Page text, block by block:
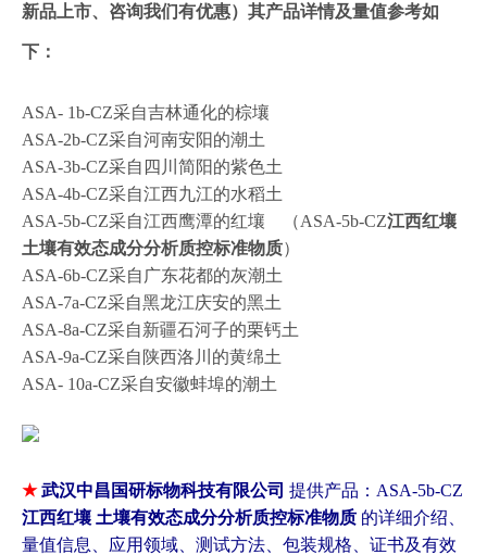
新品上市、咨询我们有优惠）其产品详情及量值参考如
下：
ASA- 1b-CZ采自吉林通化的棕壤
ASA-2b-CZ采自河南安阳的潮土
ASA-3b-CZ采自四川简阳的紫色土
ASA-4b-CZ采自江西九江的水稻土
ASA-5b-CZ采自江西鹰潭的红壤 （ASA-5b-CZ江西红壤
土壤有效态成分分析质控标准物质）
ASA-6b-CZ采自广东花都的灰潮土
ASA-7a-CZ采自黑龙江庆安的黑土
ASA-8a-CZ采自新疆石河子的栗钙土
ASA-9a-CZ采自陕西洛川的黄绵土
ASA- 10a-CZ采自安徽蚌埠的潮土
★武汉中昌国研标物科技有限公司 提供产品：ASA-5b-CZ
江西红壤 土壤有效态成分分析质控标准物质 的详细介绍、
量值信息、应用领域、测试方法、包装规格、证书及有效